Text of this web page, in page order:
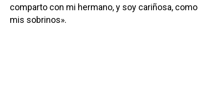
comparto con mi hermano, y soy cariñosa, como
mis sobrinos».